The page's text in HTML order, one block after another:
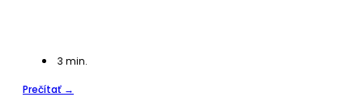
3 min.
Prečítať →